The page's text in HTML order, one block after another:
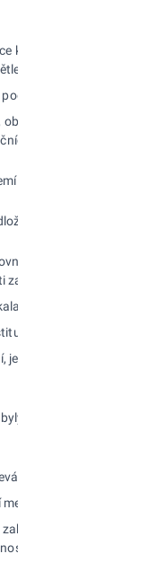
konaná za účelem
jejich příčin a
a jiných
zdrojů určených k
jako svoji hlavní
dotazníky a od
za ekonomicky významnou
statut veřejné
pomaturitního
primární cíl není
vytvořeny podle
o vědecké a
(obvykle za
i manažeři a
zaměstnaných ke